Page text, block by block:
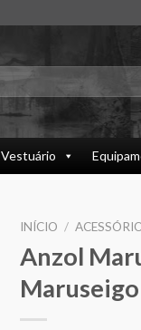
Vestuário
INÍCIO /
Anzol